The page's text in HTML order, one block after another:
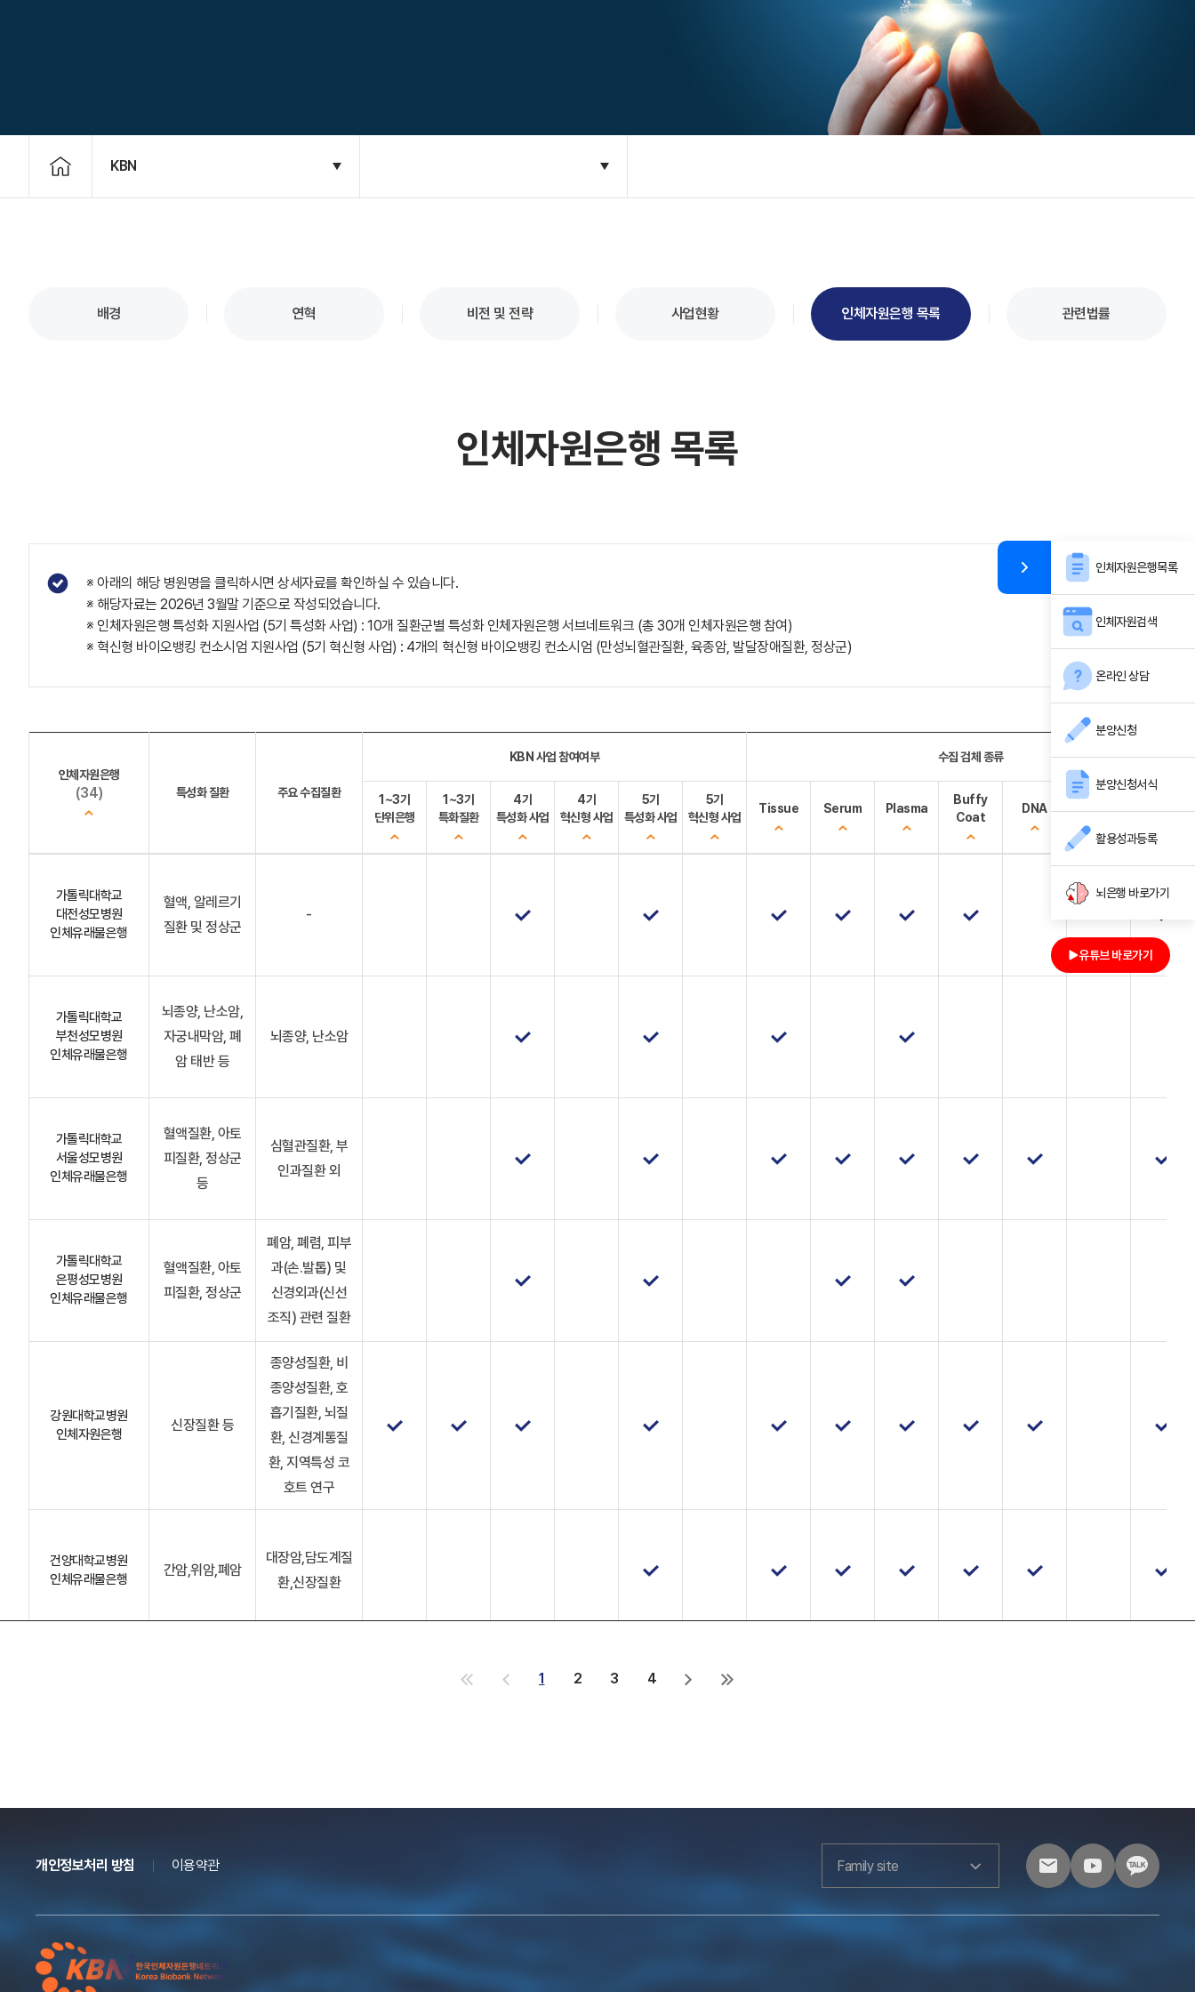
KBN
배경 연혁 비전 및 전략 사업현황 인체자원은행 목록 관련법률
인체자원은행 목록
※ 아래의 해당 병원명을 클릭하시면 상세자료를 확인하실 수 있습니다.
※ 해당자료는 2026년 3월말 기준으로 작성되었습니다.
※ 인체자원은행 특성화 지원사업 (5기 특성화 사업) : 10개 질환군별 특성화 인체자원은행 서브네트워크 (총 30개 인체자원은행 참여)
※ 혁신형 바이오뱅킹 컨소시엄 지원사업 (5기 혁신형 사업) : 4개의 혁신형 바이오뱅킹 컨소시엄 (만성뇌혈관질환, 육종암, 발달장애질환, 정상군)
인체자원은행
(34) 특성화 질환 주요 수집질환
KBN 사업 참여여부 수집 검체 종류
1~3기
단위은행
1~3기
특화질환
4기
특성화 사업
4기
혁신형 사업
5기
특성화 사업
5기
혁신형 사업
Tissue Serum Plasma
Buffy
Coat
DNA PBMC 기타
가톨릭대학교
대전성모병원
인체유래물은행
혈액, 알레르기
질환 및 정상군
-
가톨릭대학교
부천성모병원
인체유래물은행
뇌종양, 난소암,
자궁내막암, 폐
암 태반 등
뇌종양, 난소암
가톨릭대학교
서울성모병원
인체유래물은행
혈액질환, 아토
피질환, 정상군
등
심혈관질환, 부
인과질환 외
가톨릭대학교
은평성모병원
인체유래물은행
혈액질환, 아토
피질환, 정상군
폐암, 폐렴, 피부
과(손.발톱) 및
신경외과(신선
조직) 관련 질환
강원대학교병원
인체자원은행
신장질환 등
종양성질환, 비
종양성질환, 호
흡기질환, 뇌질
환, 신경계통질
환, 지역특성 코
호트 연구
건양대학교병원
인체유래물은행
간암,위암,폐암
대장암,담도계질
환,신장질환
경상국립대학교병원
미숙아, 소아청
심혈관 질환
계명대학교
인체자원은행
식기 질환
1 2 3
4
개인정보처리 방침 이용약관 Family site
인체자원은행목록
인체자원검색
온라인 상담
분양신청
분양신청서식
활용성과등록
뇌은행 바로가기
유튜브 바로가기